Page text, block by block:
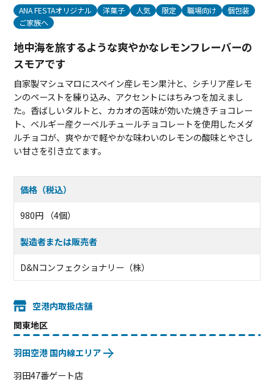
ANA FESTAオリジナル 洋菓子 人気 限定 職場向け
個包装
ご家族へ
地中海を旅するような爽やかなレモンフレーバーの
スモアです
自家製マシュマロにスペイン産レモン果汁と、シチリア産レモ
ンのペーストを練り込み、アクセントにはちみつを加えまし
た。香ばしいタルトと、カカオの苦味が効いた焼きチョコレー
ト、ベルギー産クーベルチュールチョコレートを使用したメダ
ルチョコが、爽やかで軽やかな味わいのレモンの酸味とやさし
い甘さを引き立てます。
価格（税込）
980円 （4個）
製造者または販売者
D&Nコンフェクショナリー（株）
空港内取扱店舗
関東地区
羽田空港 国内線エリア
羽田47番ゲート店